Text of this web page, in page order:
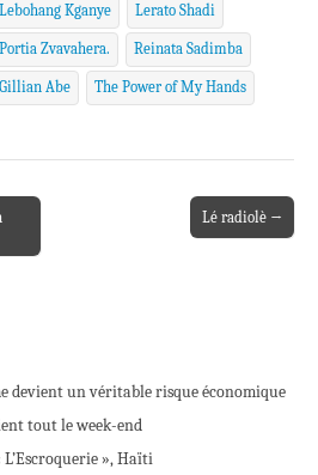
Lebohang Kganye Lerato Shadi
Portia Zvavahera. Reinata Sadimba
Abe The Power of My Hands
Lé radiolè →
devient un véritable risque économique
tout le week-end
L’Escroquerie », Haïti